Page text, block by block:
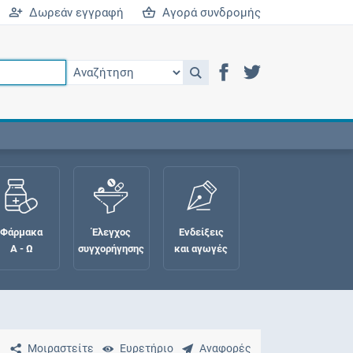
Δωρεάν εγγραφή Αγορά συνδρομής
Φάρμακα
Α - Ω
Έλεγχος
συγχορήγησης
Ενδείξεις
και αγωγές
Μοιραστείτε Ευρετήριο Αναφορές